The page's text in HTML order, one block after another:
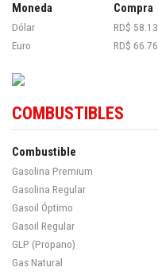
Moneda Compra
Dólar RD$ 58.13
Euro
RD$ 66.76
COMBUSTIBLES
Combustible
Gasolina Premium
Gasolina Regular
Gasoil Óptimo
Gasoil Regular
GLP (Propano)
Gas Natural